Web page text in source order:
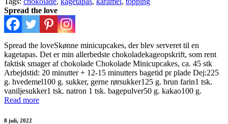
Spread the love
Spread the loveSkønne minicupcakes, der blev serveret til en
kagetapas. Det er min allerbedste chokoladekageopskrift, som rent
faktisk smager af chokolade Chokolade Minicupcakes, ca. 45 stk
Arbejdstid: 20 minutter + 12-15 minutters bagetid pr plade Dej:225
g. hvedemel100 g. sukker, gerne rørsukker125 g. brun farin1 tsk.
vaniljesukker1 tsk. natron 1 tsk. bagepulver50 g. kakao100 g.
Read more
8 juli, 2022